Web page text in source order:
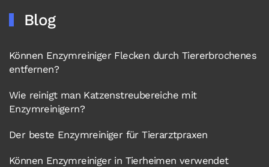
Blog
Können Enzymreiniger Flecken durch Tiererbrochenes
entfernen?
Wie reinigt man Katzenstreubereiche mit
Enzymreinigern?
Der beste Enzymreiniger für Tierarztpraxen
Können Enzymreiniger in Tierheimen verwendet